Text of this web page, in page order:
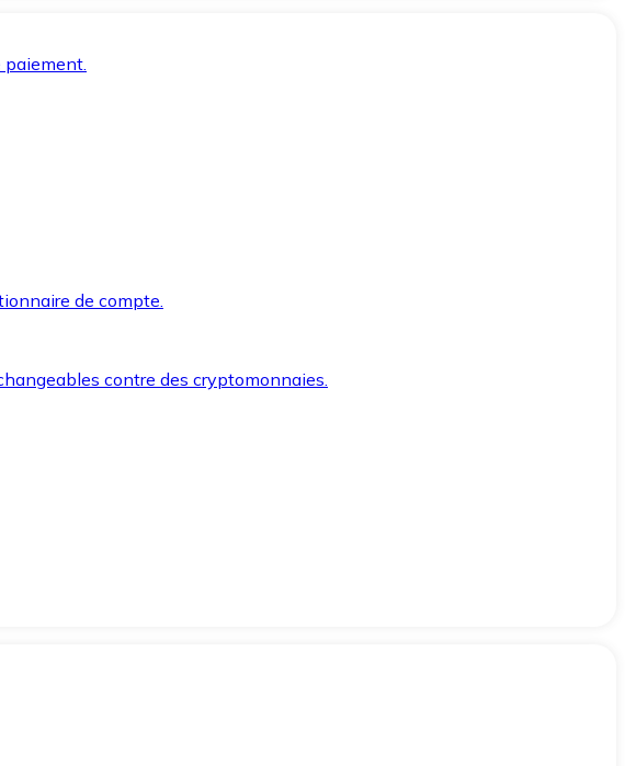
paiement.
de compte.
contre des cryptomonnaies.